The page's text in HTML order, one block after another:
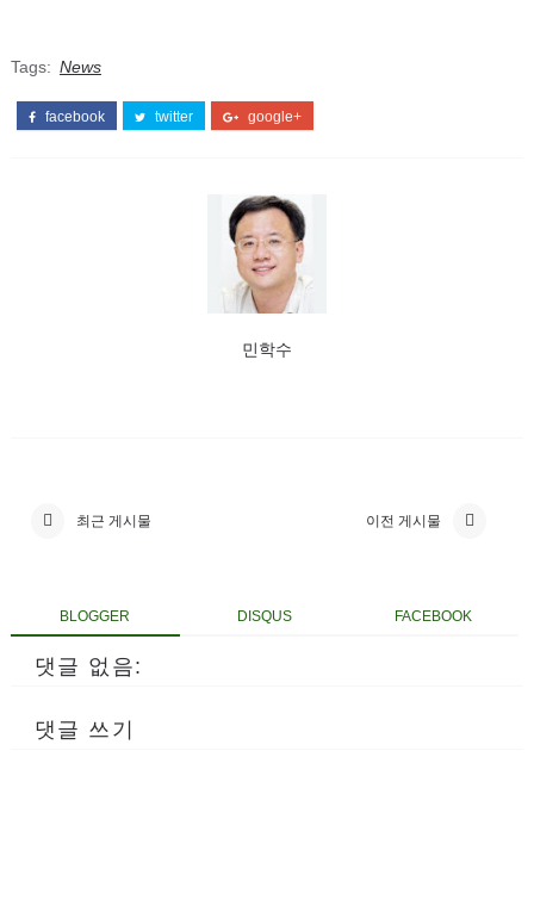
Tags: News
facebook twitter google+
민학수
최근 게시물 이전 게시물
BLOGGER DISQUS FACEBOOK
댓글 없음:
댓글 쓰기